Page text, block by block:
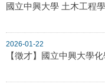
國立中興大學 土木工程
2026-01-22
【徵才】國立中興大學